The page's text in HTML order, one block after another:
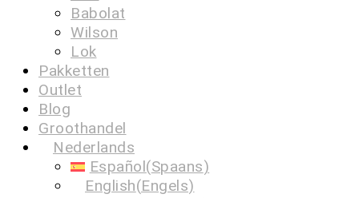
Babolat
Wilson
Lok
Pakketten
Outlet
Blog
Groothandel
Nederlands
Español(Spaans)
English(Engels)